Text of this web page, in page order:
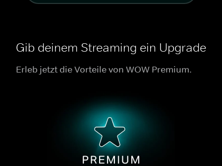
Gib deinem Streaming ein Upgrade
Erleb jetzt die Vorteile von WOW Premium.